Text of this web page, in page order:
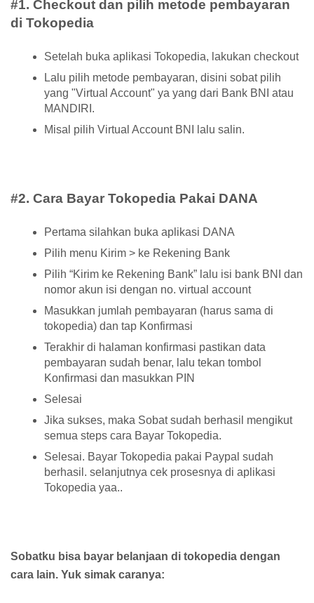
#1. Checkout dan pilih metode pembayaran
di Tokopedia
Setelah buka aplikasi Tokopedia, lakukan checkout
Lalu pilih metode pembayaran, disini sobat pilih
yang "Virtual Account" ya yang dari Bank BNI atau
MANDIRI.
Misal pilih Virtual Account BNI lalu salin.
#2. Cara Bayar Tokopedia Pakai DANA
Pertama silahkan buka aplikasi DANA
Pilih menu Kirim > ke Rekening Bank
Pilih “Kirim ke Rekening Bank” lalu isi bank BNI dan
nomor akun isi dengan no. virtual account
Masukkan jumlah pembayaran (harus sama di
tokopedia) dan tap Konfirmasi
Terakhir di halaman konfirmasi pastikan data
pembayaran sudah benar, lalu tekan tombol
Konfirmasi dan masukkan PIN
Selesai
Jika sukses, maka Sobat sudah berhasil mengikut
semua steps cara Bayar Tokopedia.
Selesai. Bayar Tokopedia pakai Paypal sudah
berhasil. selanjutnya cek prosesnya di aplikasi
Tokopedia yaa..
Sobatku bisa bayar belanjaan di tokopedia dengan
cara lain. Yuk simak caranya: